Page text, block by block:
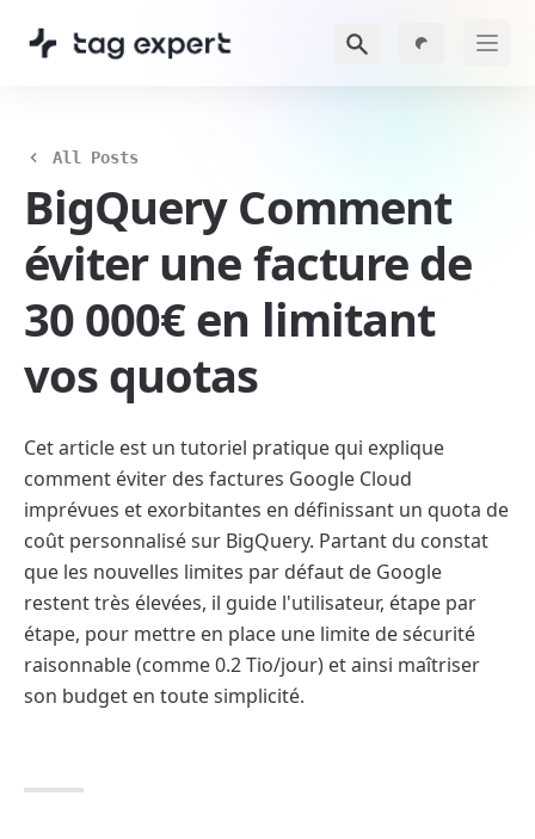
All Posts
BigQuery Comment
éviter une facture de
30 000€ en limitant
vos quotas
Cet article est un tutoriel pratique qui explique
comment éviter des factures Google Cloud
imprévues et exorbitantes en définissant un quota de
coût personnalisé sur BigQuery. Partant du constat
que les nouvelles limites par défaut de Google
restent très élevées, il guide l'utilisateur, étape par
étape, pour mettre en place une limite de sécurité
raisonnable (comme 0.2 Tio/jour) et ainsi maîtriser
son budget en toute simplicité.